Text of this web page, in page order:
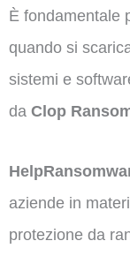
È fondamentale
quando si
sistemi e
da Clop
aziende in
protezione da